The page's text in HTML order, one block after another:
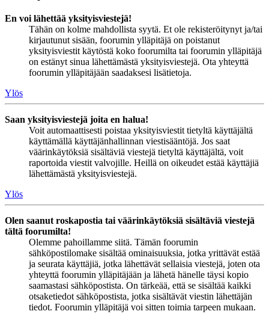
En voi lähettää yksityisviestejä!
Tähän on kolme mahdollista syytä. Et ole rekisteröitynyt ja/tai
kirjautunut sisään, foorumin ylläpitäjä on poistanut
yksityisviestit käytöstä koko foorumilta tai foorumin ylläpitäjä
on estänyt sinua lähettämästä yksityisviestejä. Ota yhteyttä
foorumin ylläpitäjään saadaksesi lisätietoja.
Ylös
Saan yksityisviestejä joita en halua!
Voit automaattisesti poistaa yksityisviestit tietyltä käyttäjältä
käyttämällä käyttäjänhallinnan viestisääntöjä. Jos saat
väärinkäytöksiä sisältäviä viestejä tietyltä käyttäjältä, voit
raportoida viestit valvojille. Heillä on oikeudet estää käyttäjiä
lähettämästä yksityisviestejä.
Ylös
Olen saanut roskapostia tai väärinkäytöksiä sisältäviä viestejä
tältä foorumilta!
Olemme pahoillamme siitä. Tämän foorumin
sähköpostilomake sisältää ominaisuuksia, jotka yrittävät estää
ja seurata käyttäjiä, jotka lähettävät sellaisia viestejä, joten ota
yhteyttä foorumin ylläpitäjään ja lähetä hänelle täysi kopio
saamastasi sähköpostista. On tärkeää, että se sisältää kaikki
otsaketiedot sähköpostista, jotka sisältävät viestin lähettäjän
tiedot. Foorumin ylläpitäjä voi sitten toimia tarpeen mukaan.